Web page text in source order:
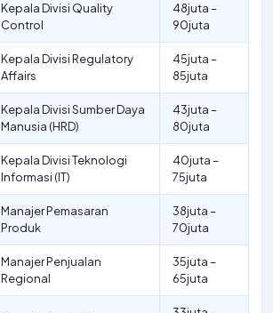
Kepala Divisi Quality
Control
48juta –
90juta
Kepala Divisi Regulatory
Affairs
45juta –
85juta
Kepala Divisi Sumber Daya
Manusia (HRD)
43juta –
80juta
Kepala Divisi Teknologi
Informasi (IT)
40juta –
75juta
Manajer Pemasaran
Produk
38juta –
70juta
Manajer Penjualan
Regional
35juta –
65juta